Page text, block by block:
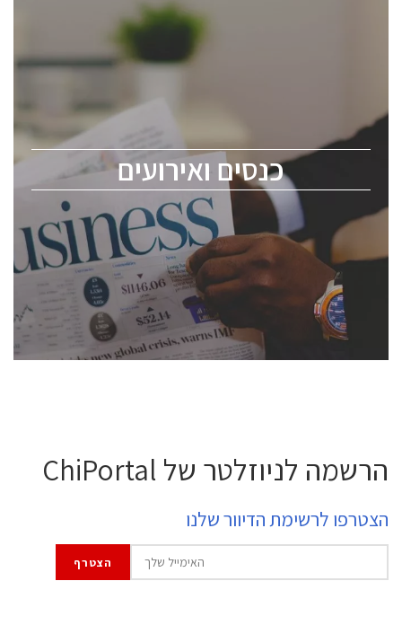
כנסים ואירועים
כנסים ואירועים
לכל העוסקים בתעשיית הסמיקונדקטור כולל מהנדסים,
מומחים מקצועיים ובכירים.
ChipEx2026 will be held on May 12-13, 2026. The
conference is intended for everyone involved in the
semiconductor industry, including engineers,
professional experts, and senior executives.
לחץ לפרטים
הרשמה לניוזלטר של ChiPortal
הצטרפו לרשימת הדיוור שלנו